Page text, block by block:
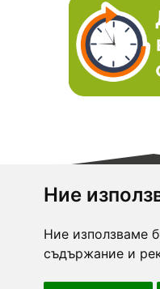
Ние
Ние използваме
съдържание и